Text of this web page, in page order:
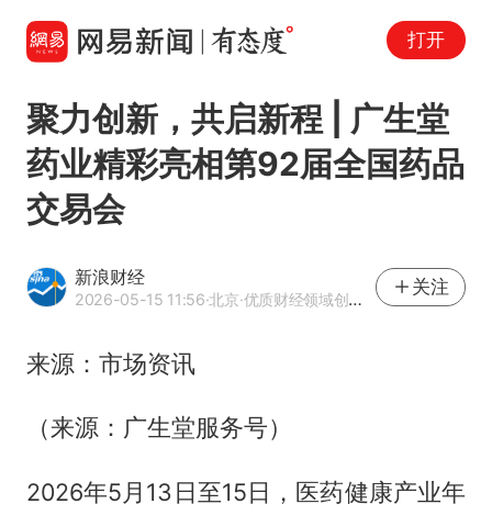
打开
聚力创新，共启新程 | 广生堂
药业精彩亮相第92届全国药品
交易会
新浪财经
2026-05-15 11:56·北京·优质财经领域创作者
关注
来源：市场资讯
（来源：广生堂服务号）
2026年5月13日至15日，医药健康产业年